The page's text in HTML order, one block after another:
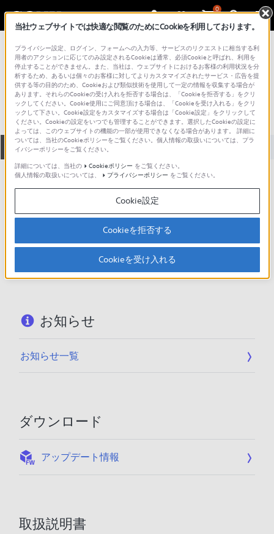
0
総合サポート・お問い合わせ VGN シリーズ
VGN-E71B
全て ダウンロード 取扱説明書 Q&A
製品に関する重要なお知らせ
お知らせ
製品に関する重要なお知らせ
重要なお知らせ一覧
お知らせ
お知らせ一覧
ダウンロード
アップデート情報
取扱説明書
当社ウェブサイトでは快適な閲覧のためにCookieを利用しております。
プライバシー設定、ログイン、フォームへの入力等、サービスのリクエストに相当する利
用者のアクションに応じてのみ設定されるCookieは通常、必須Cookieと呼ばれ、利用を
停止することができません。また、当社は、ウェブサイトにおけるお客様の利用状況を分
析するため、あるいは個々のお客様に対してよりカスタマイズされたサービス・広告を提
供する等の目的のため、Cookieおよび類似技術を使用して一定の情報を収集する場合が
あります。それらのCookieの受け入れを拒否する場合は、「Cookieを拒否する」をクリ
ックしてください。Cookie使用にご同意頂ける場合は、「Cookieを受け入れる」をクリ
ックして下さい。Cookie設定をカスタマイズする場合は「Cookie設定」をクリックして
ください。Cookieの設定をいつでも管理することができます。選択したCookieの設定に
よっては、このウェブサイトの機能の一部が使用できなくなる場合があります。 詳細に
ついては、当社のCookieポリシーをご覧ください。個人情報の取扱いについては、プラ
イバシーポリシーをご覧ください。
詳細については、当社の
Cookieポリシー をご覧ください。
個人情報の取扱いについては、
プライバシーポリシー をご覧ください。
Cookie設定
Cookieを拒否する
Cookieを受け入れる